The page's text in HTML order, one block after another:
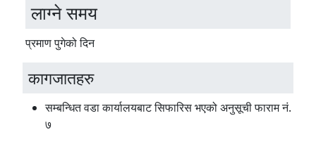
लाग्ने समय
प्रमाण पुगेको दिन
कागजातहरु
सम्बन्धित वडा कार्यालयबाट सिफारिस भएको अनुसूची फाराम नं.
७